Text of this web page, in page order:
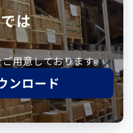
は
用意しております。
ンロード